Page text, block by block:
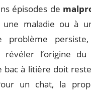
épisodes de
maladie ou à
problème persiste,
révéler l’origine
bac à litière doit
un chat, la